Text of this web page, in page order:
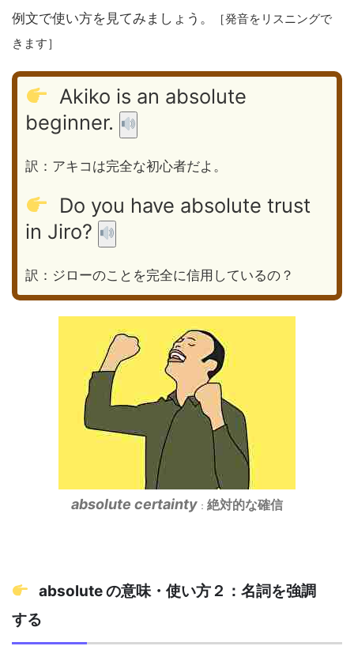
例文で使い方を見てみましょう。
［発音をリスニングで
きます］
Akiko is an absolute
beginner.
訳：アキコは完全な初心者だよ。
Do you have absolute trust
in Jiro?
訳：ジローのことを完全に信用しているの？
absolute certainty ： 絶対的な確信
absolute の意味・使い方２：名詞を強調
する